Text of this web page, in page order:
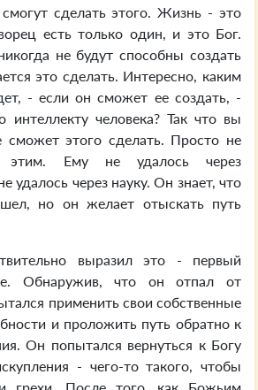
сделать этого. Жизнь - это
есть только один, и это Бог.
не будут способны создать
это сделать. Интересно, каким
- если он сможет ее создать, -
интеллекту человека? Так что вы
сможет этого сделать. Просто не
этим. Ему не удалось через
удалось через науку. Он знает, что
но он желает отыскать путь
выразил это - первый
Обнаружив, что он отпал от
применить свои собственные
и проложить путь обратно к
Он попытался вернуться к Богу
- чего-то такого, чтобы